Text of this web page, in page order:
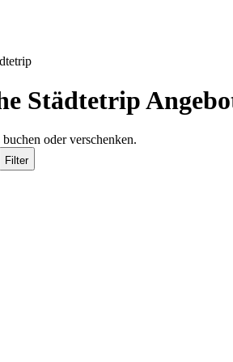
Städtetrip
oder verschenken.
Filter